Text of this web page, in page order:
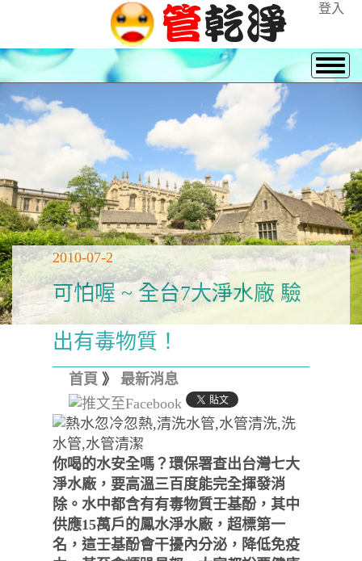
登入
2010-07-2
可怕喔 ~ 全台7大淨水廠 驗
出有毒物質！
首頁 》 最新消息
你喝的水安全嗎？環保署查出台灣七大
淨水廠，要高溫三百度能完全揮發消
除。水中都含有有毒物質壬基酚，其中
供應15萬戶的鳳水淨水廠，超標第一
名，這壬基酚會干擾內分泌，降低免疫